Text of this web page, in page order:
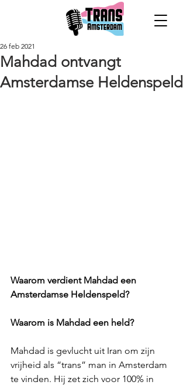
Mahdad ontvangt
Amsterdamse Heldenspeld
26 feb 2021
Waarom verdient Mahdad een
Amsterdamse Heldenspeld?
Waarom is Mahdad een held?
Mahdad is gevlucht uit Iran om zijn
vrijheid als “trans” man in Amsterdam
te vinden. Hij zet zich voor 100% in